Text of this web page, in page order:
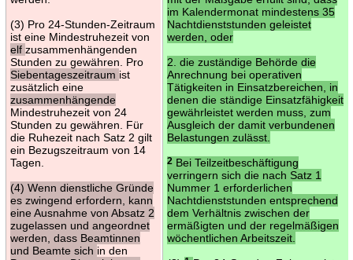
(3) Pro 24-Stunden-Zeitraum
ist eine Mindestruhezeit von
elf zusammenhängenden
Stunden zu gewähren. Pro
Siebentageszeitraum ist
zusätzlich eine
zusammenhängende
Mindestruhezeit von 24
Stunden zu gewähren. Für
die Ruhezeit nach Satz 2 gilt
ein Bezugszeitraum von 14
Tagen.
(4) Wenn dienstliche Gründe
es zwingend erfordern, kann
eine Ausnahme von Absatz 2
zugelassen und angeordnet
werden, dass Beamtinnen
und Beamte sich in den
im Kalendermonat mindestens 35
Nachtdienststunden geleistet
werden, oder
2. die zuständige Behörde die
Anrechnung bei operativen
Tätigkeiten in Einsatzbereichen, in
denen die ständige Einsatzfähigkeit
gewährleistet werden muss, zum
Ausgleich der damit verbundenen
Belastungen zulässt.
2Bei Teilzeitbeschäftigung
verringern sich die nach Satz 1
Nummer 1 erforderlichen
Nachtdienststunden entsprechend
dem Verhältnis zwischen der
ermäßigten und der regelmäßigen
wöchentlichen Arbeitszeit.